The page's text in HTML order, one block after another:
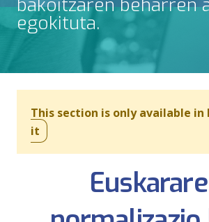
bakoitzaren beharren
egokituta.
This section is only available in
it